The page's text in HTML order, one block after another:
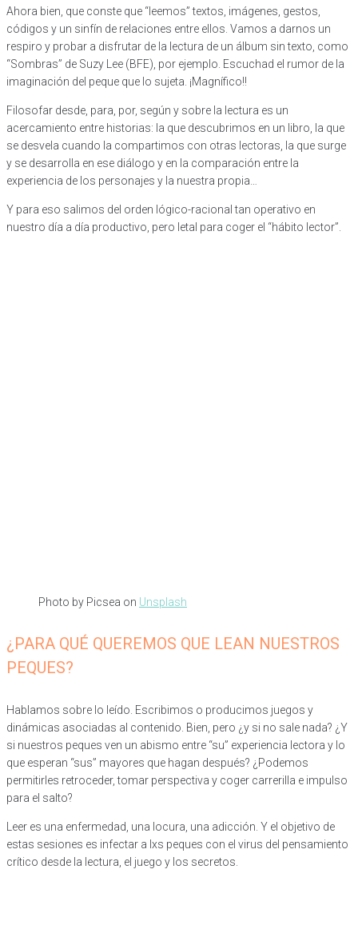
Ahora bien, que conste que “leemos” textos, imágenes, gestos,
códigos y un sinfín de relaciones entre ellos. Vamos a darnos un
respiro y probar a disfrutar de la lectura de un álbum sin texto, como
“Sombras” de Suzy Lee (BFE), por ejemplo. Escuchad el rumor de la
imaginación del peque que lo sujeta. ¡Magnífico!!
Filosofar desde, para, por, según y sobre la lectura es un
acercamiento entre historias: la que descubrimos en un libro, la que
se desvela cuando la compartimos con otras lectoras, la que surge
y se desarrolla en ese diálogo y en la comparación entre la
experiencia de los personajes y la nuestra propia…
Y para eso salimos del orden lógico-racional tan operativo en
nuestro día a día productivo, pero letal para coger el “hábito lector”.
Photo by Picsea on Unsplash
¿PARA QUÉ QUEREMOS QUE LEAN NUESTROS
PEQUES?
Hablamos sobre lo leído. Escribimos o producimos juegos y
dinámicas asociadas al contenido. Bien, pero ¿y si no sale nada? ¿Y
si nuestros peques ven un abismo entre “su” experiencia lectora y lo
que esperan “sus” mayores que hagan después? ¿Podemos
permitirles retroceder, tomar perspectiva y coger carrerilla e impulso
para el salto?
Leer es una enfermedad, una locura, una adicción. Y el objetivo de
estas sesiones es infectar a lxs peques con el virus del pensamiento
crítico desde la lectura, el juego y los secretos.